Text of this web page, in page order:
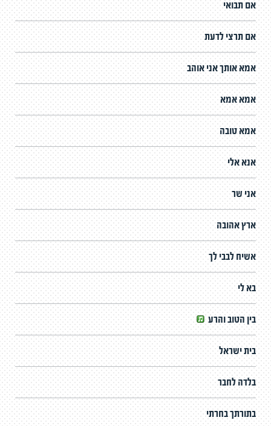
אם תבואי
אם תרצי לדעת
אמא אותך אני אוהב
אמא אמא
אמא טובה
אנא אלי
אני שר
ארץ אהובה
אשיח לבבי לך
בא לי
בין הטוב והרע
בית ישראל
בלדה לחבר
בתורתך בחרתי